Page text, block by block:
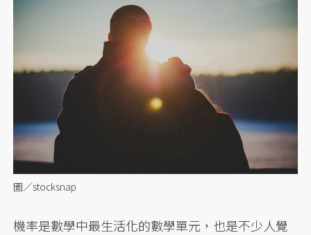
圖／stocksnap
機率是數學中最生活化的數學單元，也是不少人覺